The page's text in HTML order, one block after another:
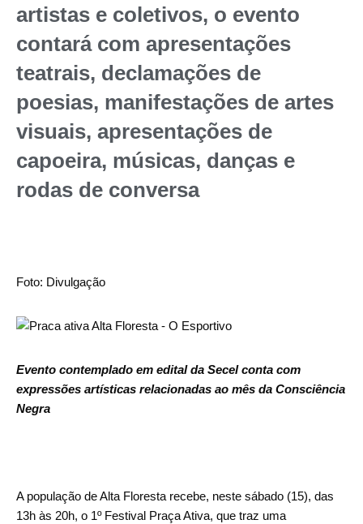
artistas e coletivos, o evento
contará com apresentações
teatrais, declamações de
poesias, manifestações de artes
visuais, apresentações de
capoeira, músicas, danças e
rodas de conversa
Foto: Divulgação
Evento contemplado em edital da Secel conta com
expressões artísticas relacionadas ao mês da Consciência
Negra
A população de Alta Floresta recebe, neste sábado (15), das
13h às 20h, o 1º Festival Praça Ativa, que traz uma